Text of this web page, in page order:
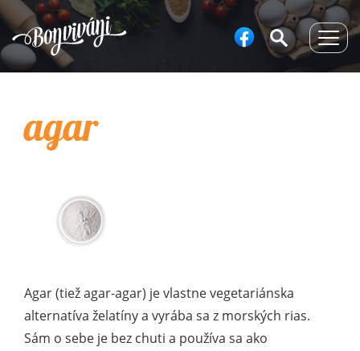
agar
Agar (tiež agar-agar) je vlastne vegetariánska
alternatíva želatíny a vyrába sa z morských rias.
Sám o sebe je bez chuti a používa sa ako